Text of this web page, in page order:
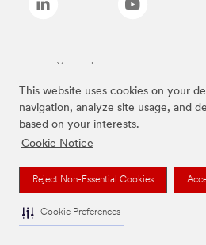
This website uses cookies on your
navigation, analyze site usage, and
based on your interests.
Cookie Notice
Reject Non-Essential Cookies
Cookie Preferences
Varumärken som anges ovan är